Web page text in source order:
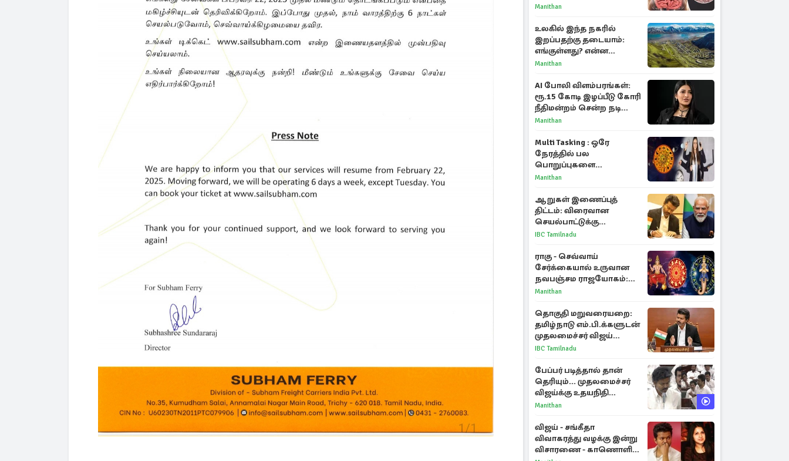
Manithan
உலகில் இந்த நகரில்
இறப்பதற்கு தடையாம்:
எங்குள்ளது? என்ன
காரணம் தெரியுமா?
Manithan
AI போலி விளம்பரங்கள்:
ரூ.15 கோடி இழப்பீடு கோரி
நீதிமன்றம் சென்ற நடிகை
ஸ்ருதி ஹாசன்!
Manithan
Multi Tasking : ஒரே
நேரத்தில் பல
பொறுப்புகளை
கையாளும் டாப் 3 ராசிகள்!
Manithan
ஆறுகள் இணைப்புத்
திட்டம்: விரைவான
செயல்பாட்டுக்கு
பிரதமருக்கு முதலமைச்சர்
IBC Tamilnadu
ராகு - செவ்வாய்
சேர்க்கையால் உருவான
நவபஞ்சம ராஜயோகம்:
அதிர்ஷ்டம் பெறும் 3
Manithan
தொகுதி மறுவரையறை:
தமிழ்நாடு எம்.பி.க்களுடன்
முதலமைச்சர் விஜய்
ஆலோசனை
IBC Tamilnadu
பேப்பர் படித்தால் தான்
தெரியும்... முதலமைச்சர்
விஜய்க்கு உதயநிதி
ஸ்டாலின் பதிலடி
Manithan
விஜய் - சங்கீதா
விவாகரத்து வழக்கு இன்று
விசாரணை - காணொளி